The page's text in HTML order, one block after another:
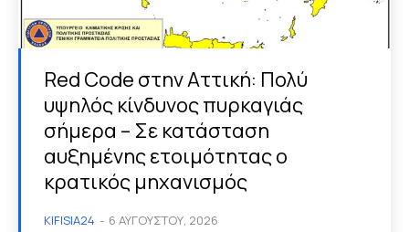
Red Code στην Αττική: Πολύ
υψηλός κίνδυνος πυρκαγιάς
σήμερα – Σε κατάσταση
αυξημένης ετοιμότητας ο
κρατικός μηχανισμός
KIFISIA24 - 6 ΑΥΓΟΎΣΤΟΥ, 2026